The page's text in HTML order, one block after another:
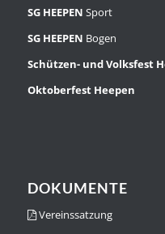
SG HEEPEN Sport
SG HEEPEN Bogen
Schützen- und Volksfest
Oktoberfest Heepen
DOKUMENTE
Vereinssatzung